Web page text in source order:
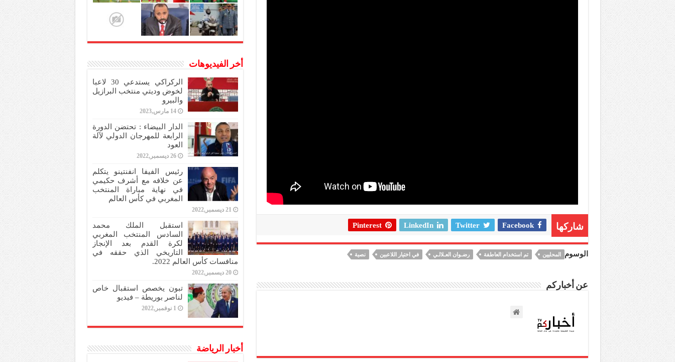
شاركها Facebook
Twitter
LinkedIn
Pinterest
الوسوم المحليين تم استخدام العاطفة رضـوان العـلالـي في اختيار اللاعبين نصية
عن أخباركم
أخر الفيديوهات
الركراكي يستدعي 30 لاعبا
لخوض وديتي منتخب البرازيل
والبيرو
14 مارس,2023
الدار البيضاء : تحتضن الدورة
الرابعة للمهرجان الدولي لآلة
العود
26 ديسمبر,2022
رئيس الفيفا انفنتينو يتكلم
عن خلافه مع أشرف حكيمي
في نهاية مباراة المنتخب
المغربي في كأس العالم
21 ديسمبر,2022
استقبل الملك محمد
السادس المنتخب المغربي
لكرة القدم بعد الإنجاز
التاريخي الذي حققه في
منافسات كأس العالم 2022.
20 ديسمبر,2022
تبون يخصص استقبال خاص
لناصر بوريطة – فيديو
1 نوفمبر,2022
أخبار الرياضة